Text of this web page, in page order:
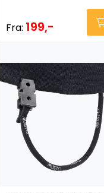
Fra: 199,-